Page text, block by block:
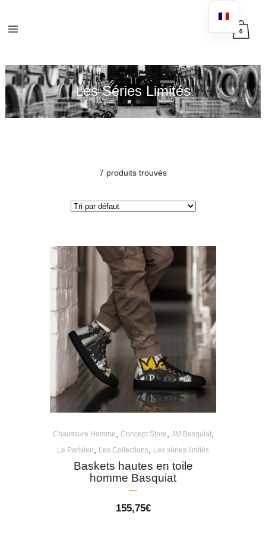
0
Les Séries Limités
7 produits trouvés
Chaussure Homme Concept Store JM Basquiat,
Le Parisien Les Collections Les séries limités
Baskets hautes en toile
homme Basquiat
155,75€